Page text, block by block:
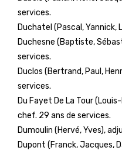
services.
Duchatel (Pascal, Yannick,
Duchesne (Baptiste,
services.
Duclos (Bertrand, Paul,
services.
Du Fayet De La Tour
chef. 29 ans de services.
Dumoulin (Hervé, Yves),
Dupont (Franck, Jacques,